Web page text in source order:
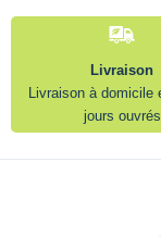
Livraison
Livraison à domicile
jours ouvrés